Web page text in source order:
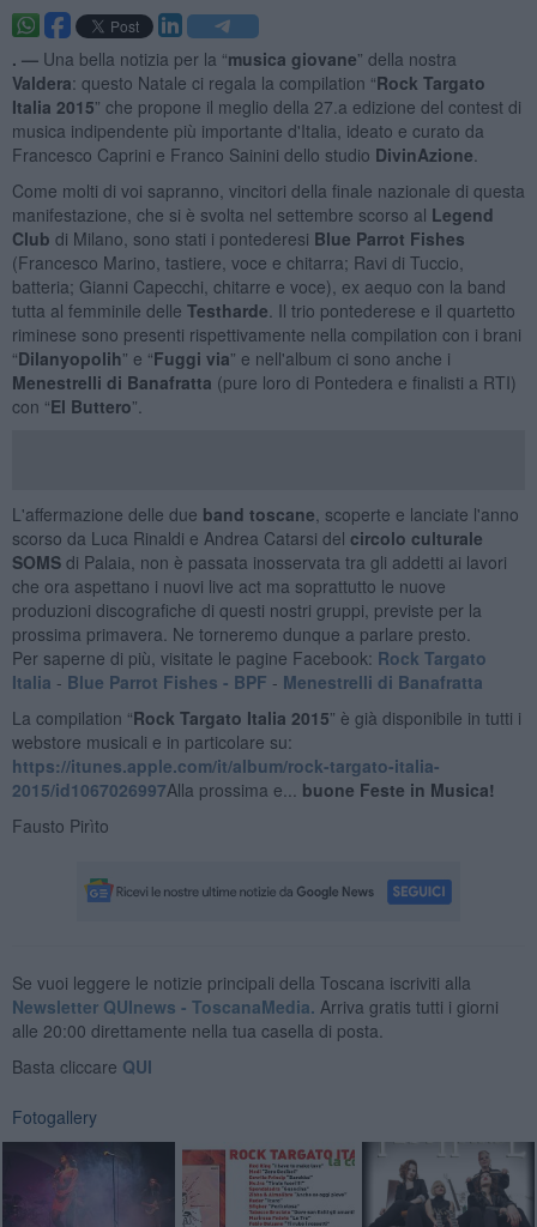
. — Una bella notizia per la “musica giovane” della nostra
Valdera: questo Natale ci regala la compilation “Rock Targato
Italia 2015” che propone il meglio della 27.a edizione del contest di
musica indipendente più importante d'Italia, ideato e curato da
Francesco Caprini e Franco Sainini dello studio DivinAzione
Come molti di voi sapranno, vincitori della finale nazionale di questa
manifestazione, che si è svolta nel settembre scorso al Legend
Club di Milano, sono stati i pontederesi Blue Parrot Fishes
(Francesco Marino, tastiere, voce e chitarra; Ravi di Tuccio,
batteria; Gianni Capecchi, chitarre e voce), ex aequo con la band
tutta al femminile delle Testharde . Il trio pontederese e il quartetto
riminese sono presenti rispettivamente nella compilation con i brani
“Dilanyopolih” e “Fuggi via” e nell'album ci sono anche i
Menestrelli di Banafratta (pure loro di Pontedera e finalisti a RTI)
con “El Buttero”.
L'affermazione delle due band toscane , scoperte e lanciate l'anno
scorso da Luca Rinaldi e Andrea Catarsi del circolo culturale
SOMSdi Palaia, non è passata inosservata tra gli addetti ai lavori
che ora aspettano i nuovi live act ma soprattutto le nuove
produzioni discografiche di questi nostri gruppi, previste per la
prossima primavera. Ne torneremo dunque a parlare presto.
Per saperne di più, visitate le pagine Facebook: Rock Targato
Italia - Blue Parrot Fishes - BPF - Menestrelli di Banafratta
La compilation “Rock Targato Italia 2015” è già disponibile in tutti i
webstore musicali e in particolare su:
https://itunes.apple.com/it/album/rock-targato-italia-
2015/id1067026997Alla prossima e... buone Feste in Musica!
Fausto Pirìto
Se vuoi leggere le notizie principali della Toscana iscriviti alla
Newsletter QUInews - ToscanaMedia. Arriva gratis tutti i giorni
alle 20:00 direttamente nella tua casella di posta.
Basta cliccare QUI
Fotogallery